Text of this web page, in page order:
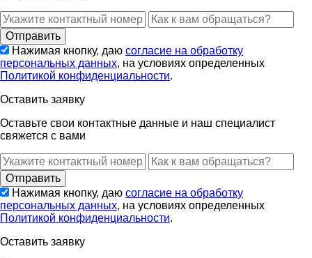
Нажимая кнопку, даю согласие на обработку
персональных данных, на условиях определенных
Политикой конфиденциальности.
Оставить заявку
Оставьте свои контактные данные и наш специалист
свяжется с вами
Нажимая кнопку, даю согласие на обработку
персональных данных, на условиях определенных
Политикой конфиденциальности.
Оставить заявку